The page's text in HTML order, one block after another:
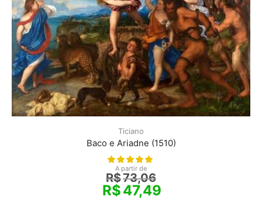
Ticiano
Baco e Ariadne (1510)
A partir de
R$73,06
R$47,49